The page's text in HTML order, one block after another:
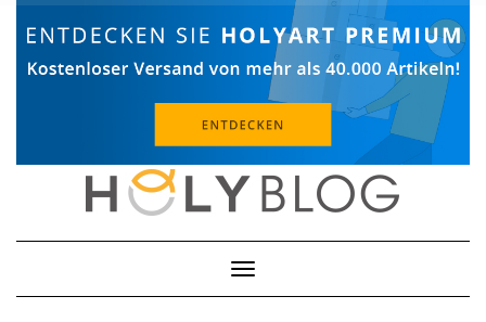
Toggle
Navigation